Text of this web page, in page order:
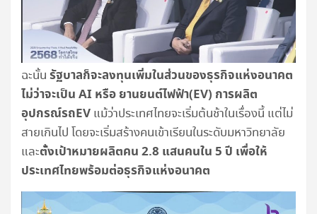
ฉะนั้น รัฐบาลก็จะลงทุนเพิ่มในส่วนของธุรกิจแห่งอนาคต
ไม่ว่าจะเป็นAI หรือ ยานยนต์ไฟฟ้า(EV) การผลิต
อุปกรณ์รถEV แม้ว่าประเทศไทยจะเริ่มต้นช้าในเรื่องนี้ แต่ไม่
สายเกินไป โดยจะเริ่มสร้างคนเข้าเรียนในระดับมหาวิทยาลัย
และตั้งเป้าหมายผลิตคน 2.8 แสนคนใน 5 ปี เพื่อให้
ประเทศไทยพร้อมต่อธุรกิจแห่งอนาคต